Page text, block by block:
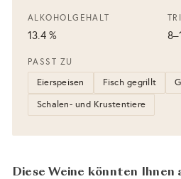
ALKOHOLGEHALT
13.4 %
PASST ZU
Eierspeisen Fisch gegrillt
Schalen- und Krustentiere
Diese Weine könnten Ihnen